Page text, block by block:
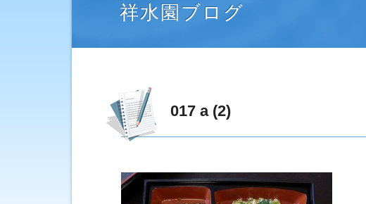
祥水園ブログ
017 a (2)